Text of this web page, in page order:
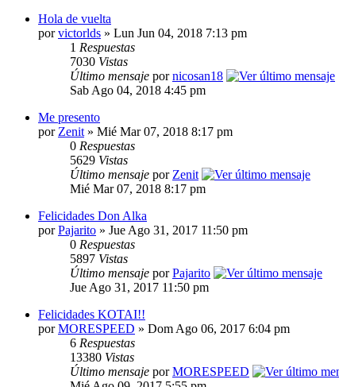
Hola de vuelta
porvictorlds » Lun Jun 04, 2018 7:13 pm
1 Respuestas
7030 Vistas
Último mensaje pornicosan18
Sab Ago 04, 2018 4:45 pm
Me presento
porZenit» Mié Mar 07, 2018 8:17 pm
0 Respuestas
5629 Vistas
Último mensaje porZenit
Mié Mar 07, 2018 8:17 pm
Felicidades Don Alka
porPajarito » Jue Ago 31, 2017 11:50 pm
0 Respuestas
5897 Vistas
Último mensaje porPajarito
Jue Ago 31, 2017 11:50 pm
Felicidades KOTAI!!
porMORESPEED » Dom Ago 06, 2017 6:04 pm
6 Respuestas
13380 Vistas
Último mensaje porMORESPEED